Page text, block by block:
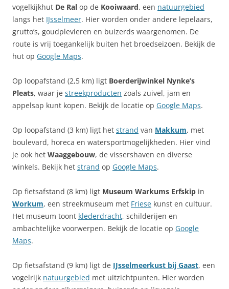
vogelkijkhut De Ral op de Kooiwaard, een natuurgebied
langs het IJsselmeer. Hier worden onder andere lepelaars,
grutto’s, goudplevieren en buizerds waargenomen. De
route is vrij toegankelijk buiten het broedseizoen. Bekijk de
hut op Google Maps.
Op loopafstand (2,5 km) ligt Boerderijwinkel Nynke’s
Pleats, waar je streekproducten zoals zuivel, jam en
appelsap kunt kopen. Bekijk de locatie op Google Maps.
Op loopafstand (3 km) ligt het strand van Makkum, met
boulevard, horeca en watersportmogelijkheden. Hier vind
je ook het Waaggebouw, de vissershaven en diverse
winkels. Bekijk het strand op Google Maps.
Op fietsafstand (8 km) ligt Museum Warkums Erfskip in
Workum, een streekmuseum met Friese kunst en cultuur.
Het museum toont klederdracht, schilderijen en
ambachtelijke voorwerpen. Bekijk de locatie op Google
Maps.
Op fietsafstand (9 km) ligt de IJsselmeerkust bij Gaast, een
vogelrijk natuurgebied met uitzichtpunten. Hier worden